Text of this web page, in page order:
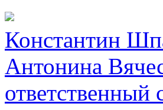
Константин
Антонина
ответственный